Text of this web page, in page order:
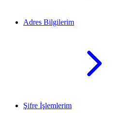
Adres Bilgilerim
Şifre İşlemlerim